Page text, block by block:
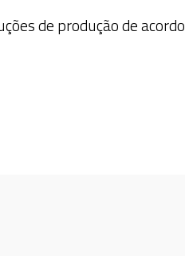
de produção de acordo